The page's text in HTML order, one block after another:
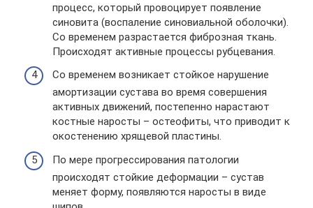
процесс, который провоцирует появление
синовита (воспаление синовиальной оболочки).
Со временем разрастается фиброзная ткань.
Происходят активные процессы рубцевания.
Со временем возникает стойкое нарушение
амортизации сустава во время совершения
активных движений, постепенно нарастают
костные наросты – остеофиты, что приводит к
окостенению хрящевой пластины.
По мере прогрессирования патологии
происходят стойкие деформации – сустав
меняет форму, появляются наросты в виде